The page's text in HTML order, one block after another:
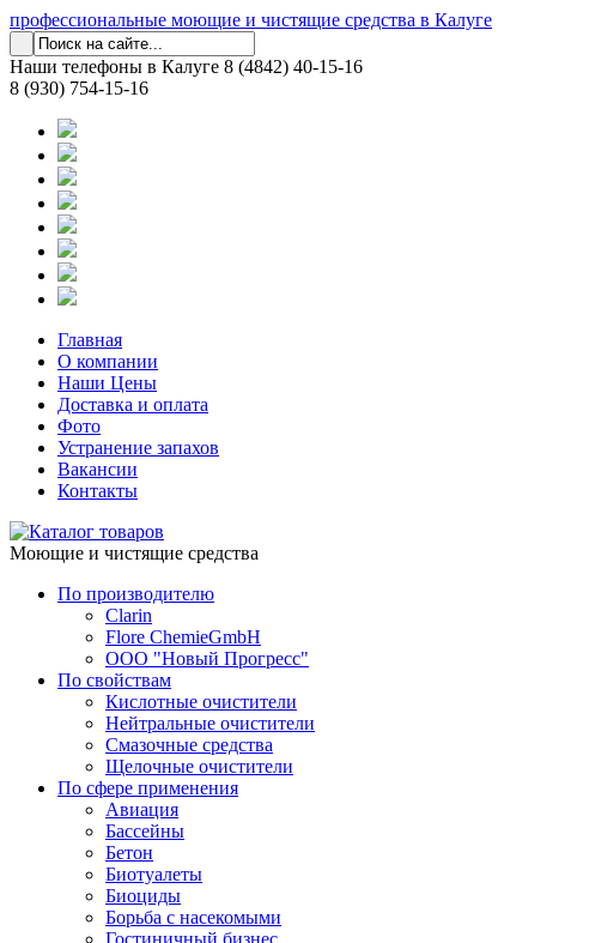
профессиональные моющие и чистящие средства в Калуге
Наши телефоны в Калуге 8 (4842) 40-15-16
8 (930) 754-15-16
Главная
О компании
Наши Цены
Доставка и оплата
Фото
Устранение запахов
Вакансии
Контакты
Моющие и чистящие средства
По производителю
Clarin
Flore ChemieGmbH
ООО "Новый Прогресс"
По свойствам
Кислотные очистители
Нейтральные очистители
Смазочные средства
Щелочные очистители
По сфере применения
Авиация
Бассейны
Бетон
Биотуалеты
Биоциды
Борьба с насекомыми
Гостиничный бизнес